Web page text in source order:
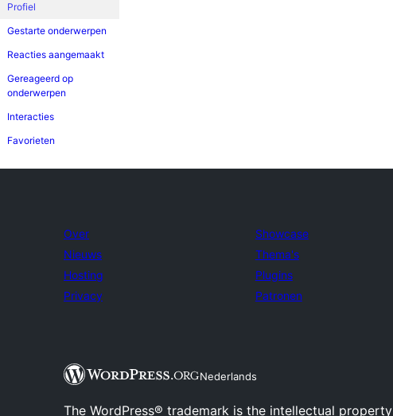
Profiel
Gestarte onderwerpen
Reacties aangemaakt
Gereageerd op
onderwerpen
Interacties
Favorieten
Over
Nieuws
Hosting
Privacy
Showcase
Thema's
Plugins
Patronen
Nederlands
The WordPress® trademark is the intellectual